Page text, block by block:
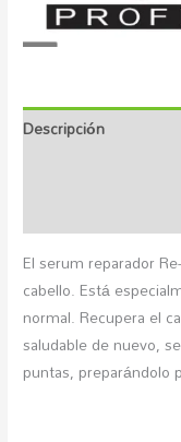
Descripción
El serum reparador
cabello. Está
normal. Recupera el
saludable de nuevo,
puntas, preparándolo